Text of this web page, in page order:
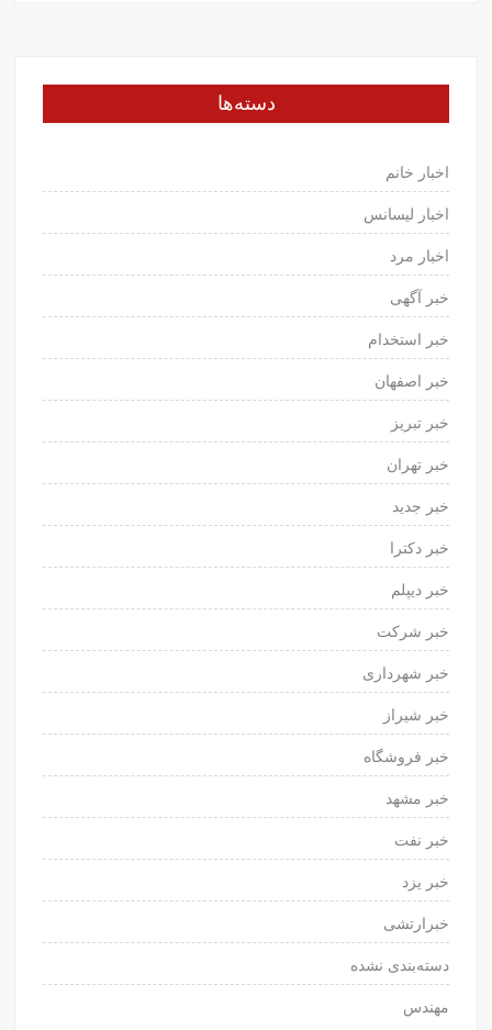
دسته‌ها
اخبار خانم
اخبار لیسانس
اخبار مرد
خبر آگهی
خبر استخدام
خبر اصفهان
خبر تبریز
خبر تهران
خبر جدید
خبر دکترا
خبر دیپلم
خبر شرکت
خبر شهرداری
خبر شیراز
خبر فروشگاه
خبر مشهد
خبر نفت
خبر یزد
خبرارتشی
دسته‌بندی نشده
مهندس